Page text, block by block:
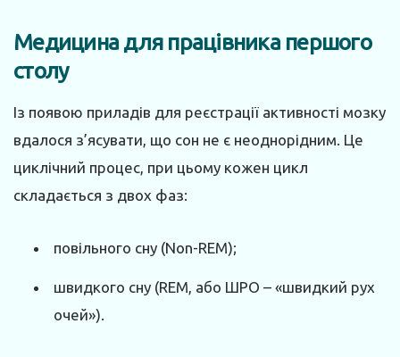
Медицина для працівника першого
столу
Із появою приладів для реєстрації активності мозку
вдалося з’ясувати, що сон не є неоднорідним. Це
циклічний процес, при цьому кожен цикл
складається з двох фаз:
повільного сну (Non-REM);
швидкого сну (REM, або ШРО – «швидкий рух
очей»).